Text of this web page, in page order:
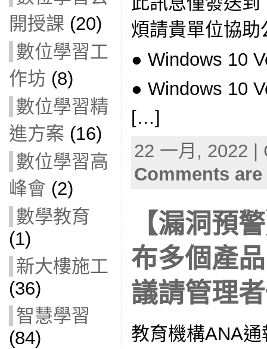
開授課 (20)
數位學習工
作坊 (8)
數位學習精
進方案 (16)
數位學習高
峰會 (2)
數學教育
(1)
新大樓施工
(36)
智慧學習
(84)
煩請貴單位協
● Windows 10
● Windows 10
[…]
22 一月, 2022
Comments
【漏洞預
布多個產
議請管理
教育機構ANA